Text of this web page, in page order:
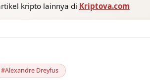
kripto lainnya di Kriptova.com
Alexandre Dreyfus